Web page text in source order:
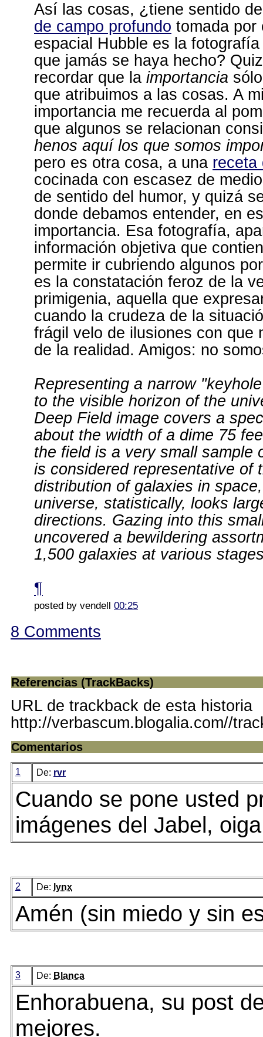
Así las cosas, ¿tiene sentido
de campo profundo tomada por
espacial Hubble es la
que jamás se haya hecho?
recordar que la importancia
que atribuimos a las cosas. A
importancia me recuerda al
que algunos se relacionan
henos aquí los que somos
pero es otra cosa, a una receta
cocinada con escasez de
de sentido del humor, y quizá
donde debamos entender, en
importancia. Esa fotografía,
información objetiva que
permite ir cubriendo algunos
es la constatación feroz de la
primigenia, aquella que
cuando la crudeza de la
frágil velo de ilusiones con que
de la realidad. Amigos: no
Representing a narrow
to the visible horizon of the
Deep Field image covers a
about the width of a dime 75
the field is a very small sample
is considered representative of
distribution of galaxies in
universe, statistically, looks
directions. Gazing into this
uncovered a bewildering
1,500 galaxies at various
¶
posted by vendell 00:25
8 Comments
Referencias (TrackBacks)
URL de trackback de esta historia
http://verbascum.blogalia.com//
Comentarios
1 De: rvr
Cuando se pone usted
imágenes del Jabel,
2 De: lynx
Amén (sin miedo y sin
3 De: Blanca
Enhorabuena, su post
mejores.